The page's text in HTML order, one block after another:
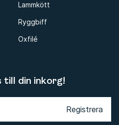
till din inkorg!
Registrera
Lammkött
Ryggbiff
Oxfilé